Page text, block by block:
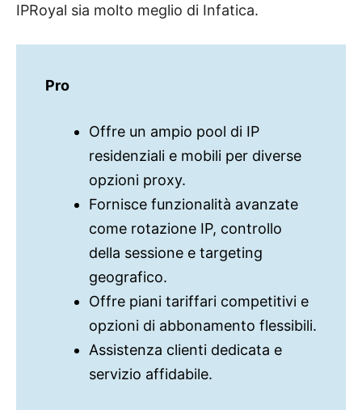
IPRoyal sia molto meglio di Infatica.
Pro
Offre un ampio pool di IP
residenziali e mobili per diverse
opzioni proxy.
Fornisce funzionalità avanzate
come rotazione IP, controllo
della sessione e targeting
geografico.
Offre piani tariffari competitivi e
opzioni di abbonamento flessibili.
Assistenza clienti dedicata e
servizio affidabile.